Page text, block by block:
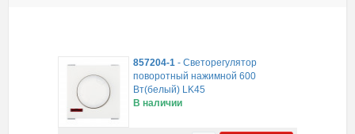
857204-1- Светорегулятор
поворотный нажимной 600
Вт(белый) LK45
В наличии